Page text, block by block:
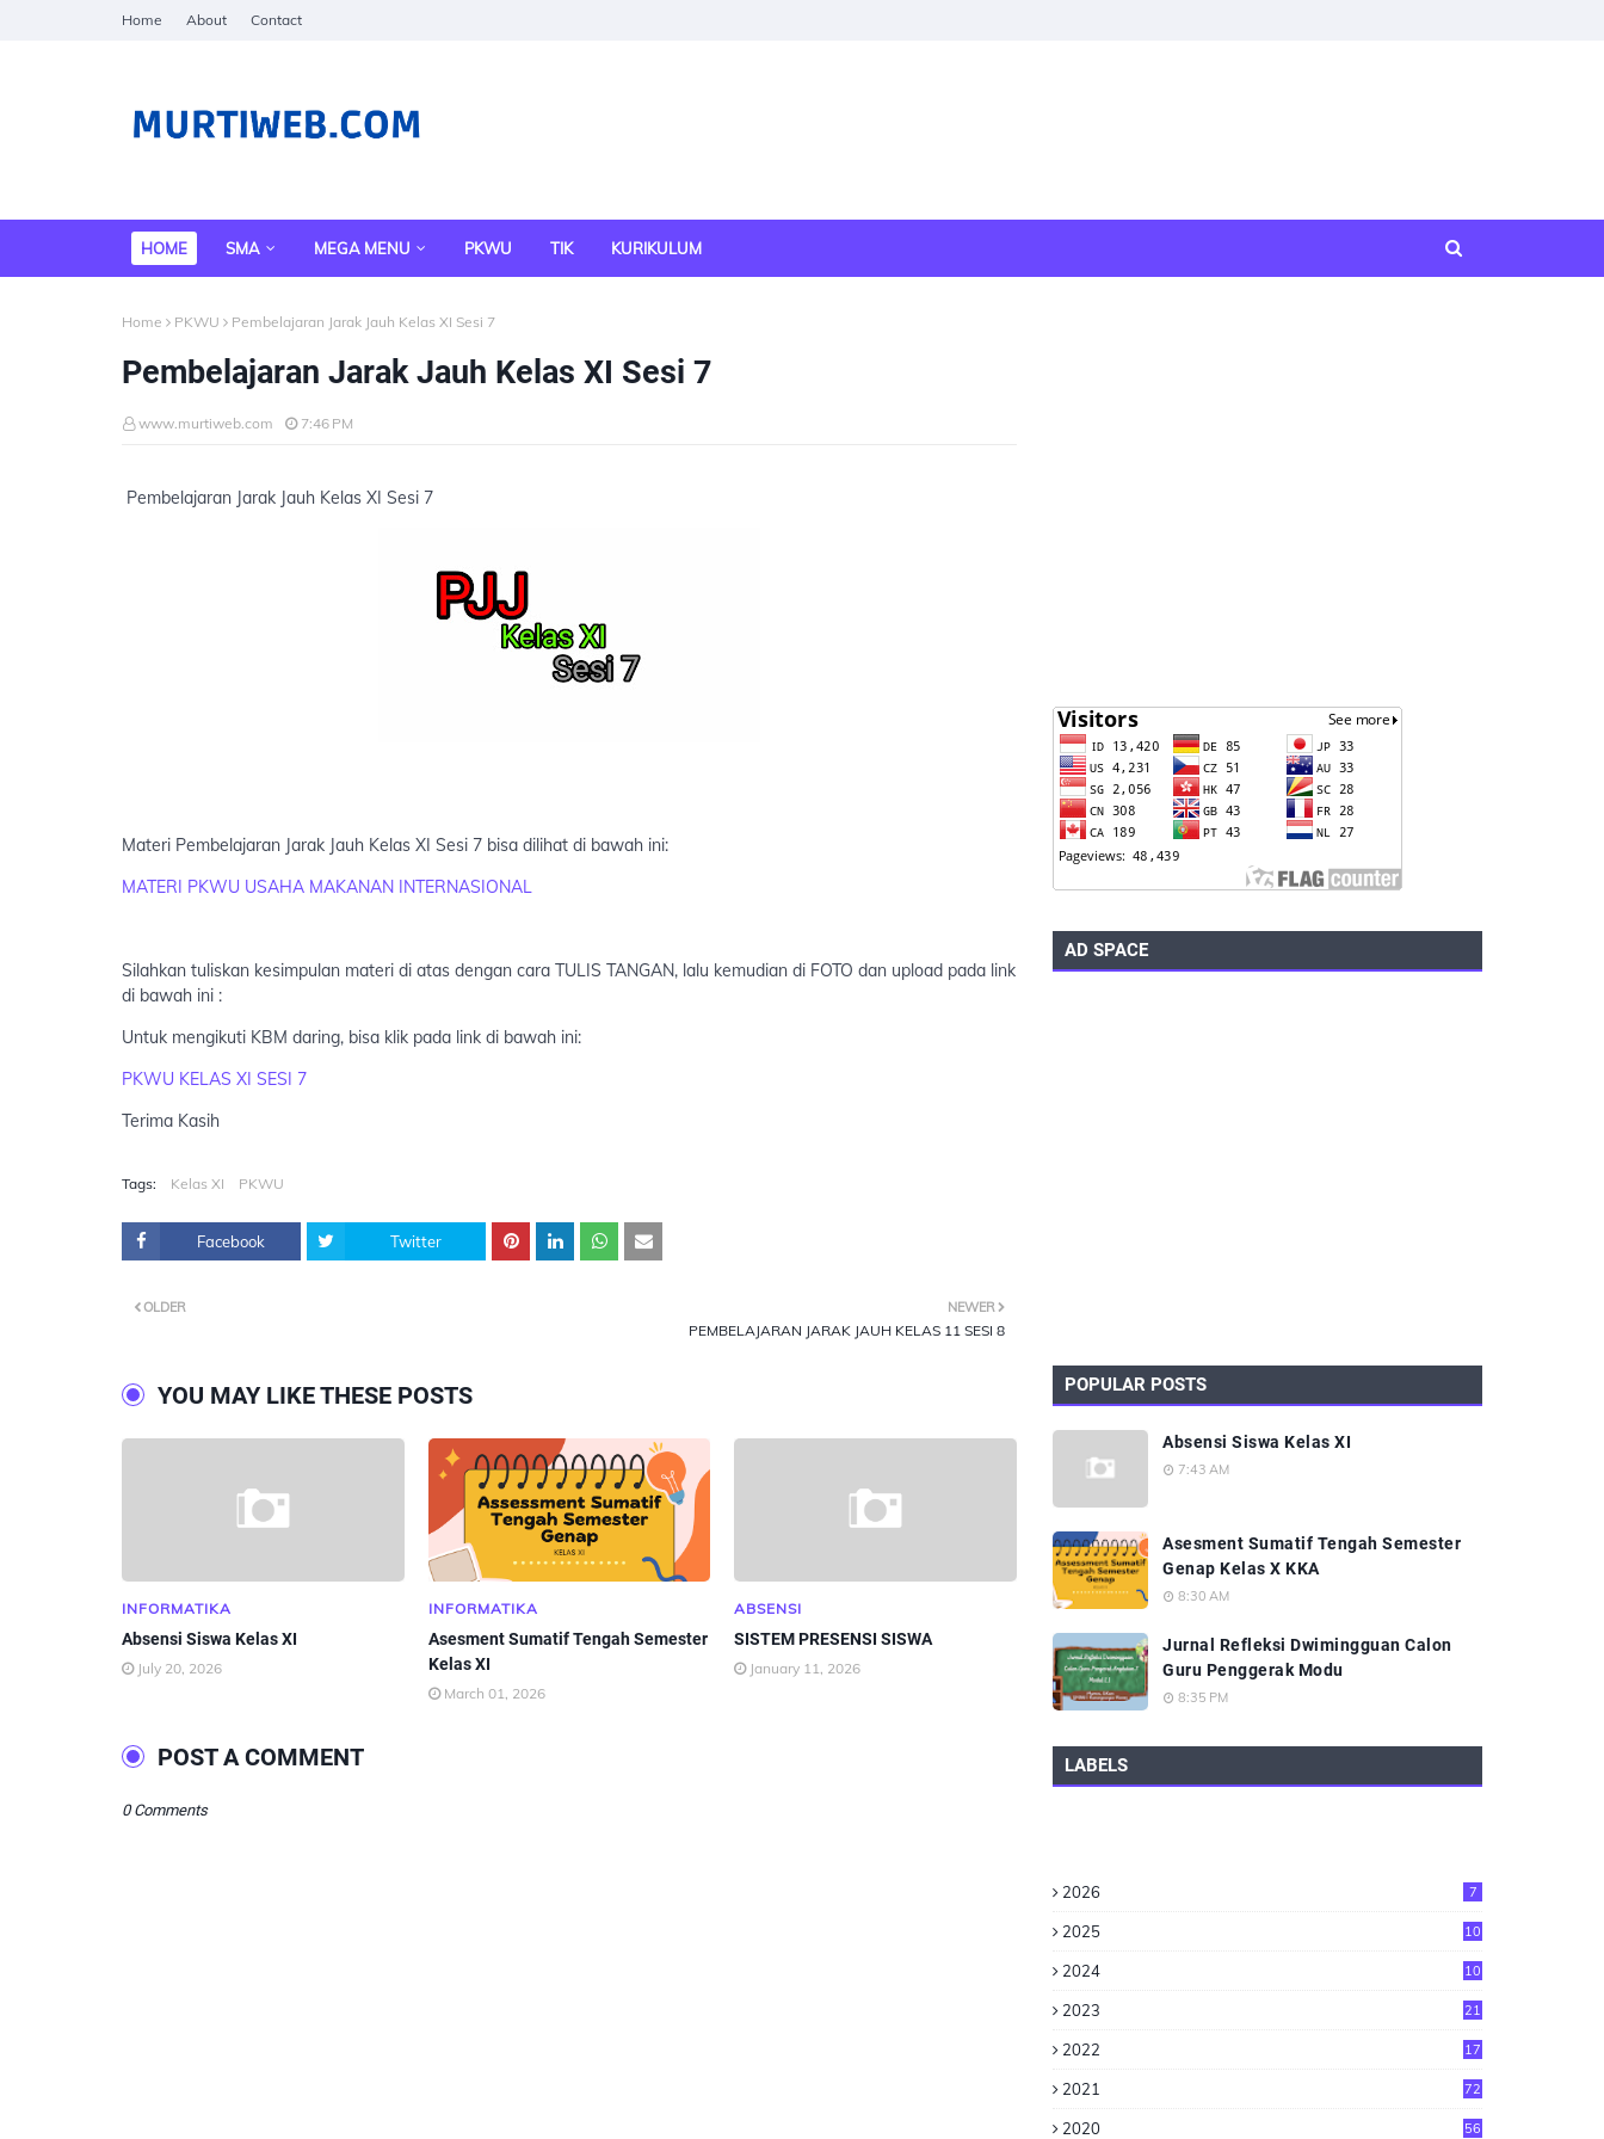
Home About Contact
HOME SMA MEGA MENU PKWU TIK KURIKULUM
Home PKWU Pembelajaran Jarak Jauh Kelas XI Sesi 7
Pembelajaran Jarak Jauh Kelas XI Sesi 7
www.murtiweb.com 7:46 PM
Pembelajaran Jarak Jauh Kelas XI Sesi 7
Materi Pembelajaran Jarak Jauh Kelas XI Sesi 7 bisa dilihat di bawah ini:
MATERI PKWU USAHA MAKANAN INTERNASIONAL
Silahkan tuliskan kesimpulan materi di atas dengan cara TULIS TANGAN, lalu kemudian di FOTO dan upload pada link
di bawah ini :
Untuk mengikuti KBM daring, bisa klik pada link di bawah ini:
PKWU KELAS XI SESI 7
Terima Kasih
Tags: Kelas XI PKWU
Facebook Twitter
NEWER
PEMBELAJARAN JARAK JAUH KELAS 11 SESI 8
OLDER
YOU MAY LIKE THESE POSTS
INFORMATIKA
Absensi Siswa Kelas XI
July 20, 2026
INFORMATIKA
Asesment Sumatif Tengah Semester
Kelas XI
March 01, 2026
ABSENSI
SISTEM PRESENSI SISWA
January 11, 2026
POST A COMMENT
0 Comments
AD SPACE
POPULAR POSTS
Absensi Siswa Kelas XI
7:43 AM
Asesment Sumatif Tengah Semester
Genap Kelas X KKA
8:30 AM
Jurnal Refleksi Dwimingguan Calon
Guru Penggerak Modu
8:35 PM
LABELS
2026 7
2025 10
2024 10
2023 21
2022 17
2021 72
2020 56